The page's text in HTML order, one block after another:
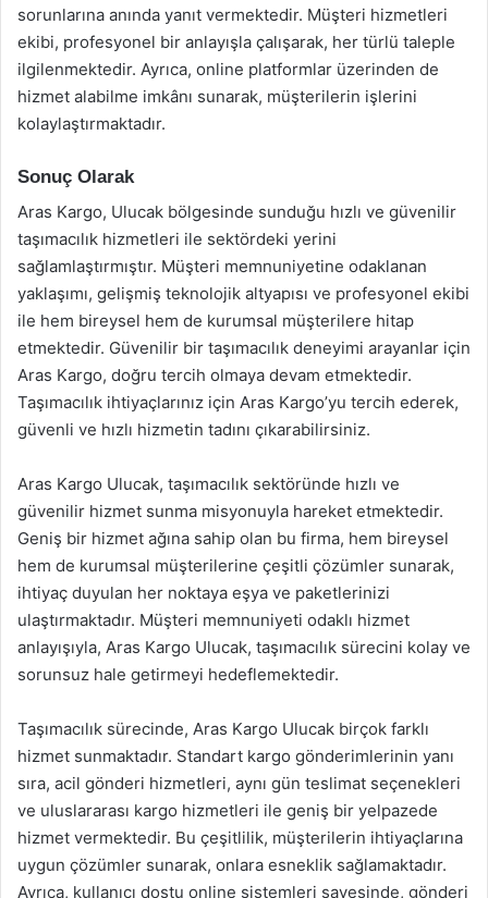
sorunlarına anında yanıt vermektedir. Müşteri hizmetleri
ekibi, profesyonel bir anlayışla çalışarak, her türlü taleple
ilgilenmektedir. Ayrıca, online platformlar üzerinden de
hizmet alabilme imkânı sunarak, müşterilerin işlerini
kolaylaştırmaktadır.
Sonuç Olarak
Aras Kargo, Ulucak bölgesinde sunduğu hızlı ve güvenilir
taşımacılık hizmetleri ile sektördeki yerini
sağlamlaştırmıştır. Müşteri memnuniyetine odaklanan
yaklaşımı, gelişmiş teknolojik altyapısı ve profesyonel ekibi
ile hem bireysel hem de kurumsal müşterilere hitap
etmektedir. Güvenilir bir taşımacılık deneyimi arayanlar için
Aras Kargo, doğru tercih olmaya devam etmektedir.
Taşımacılık ihtiyaçlarınız için Aras Kargo’yu tercih ederek,
güvenli ve hızlı hizmetin tadını çıkarabilirsiniz.
Aras Kargo Ulucak, taşımacılık sektöründe hızlı ve
güvenilir hizmet sunma misyonuyla hareket etmektedir.
Geniş bir hizmet ağına sahip olan bu firma, hem bireysel
hem de kurumsal müşterilerine çeşitli çözümler sunarak,
ihtiyaç duyulan her noktaya eşya ve paketlerinizi
ulaştırmaktadır. Müşteri memnuniyeti odaklı hizmet
anlayışıyla, Aras Kargo Ulucak, taşımacılık sürecini kolay ve
sorunsuz hale getirmeyi hedeflemektedir.
Taşımacılık sürecinde, Aras Kargo Ulucak birçok farklı
hizmet sunmaktadır. Standart kargo gönderimlerinin yanı
sıra, acil gönderi hizmetleri, aynı gün teslimat seçenekleri
ve uluslararası kargo hizmetleri ile geniş bir yelpazede
hizmet vermektedir. Bu çeşitlilik, müşterilerin ihtiyaçlarına
uygun çözümler sunarak, onlara esneklik sağlamaktadır.
Ayrıca, kullanıcı dostu online sistemleri sayesinde, gönderi